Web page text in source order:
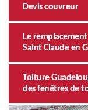
Devis couvreur
Le
Saint Claude en
Toiture
des fenêtres de